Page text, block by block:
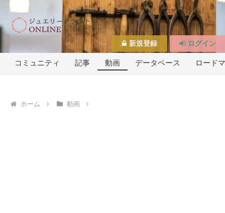
コミュニティ 記事 動画 データベース ロード
ホーム 動画
新規登録 ログイン